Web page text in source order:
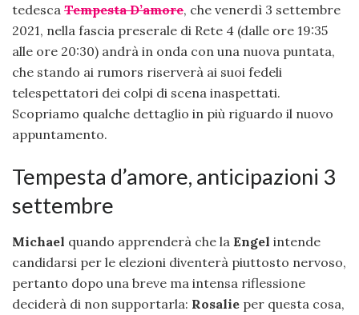
tedesca Tempesta D’amore, che venerdì 3 settembre
2021, nella fascia preserale di Rete 4 (dalle ore 19:35
alle ore 20:30) andrà in onda con una nuova puntata,
che stando ai rumors riserverà ai suoi fedeli
telespettatori dei colpi di scena inaspettati.
Scopriamo qualche dettaglio in più riguardo il nuovo
appuntamento.
Tempesta d’amore, anticipazioni 3
settembre
Michael quando apprenderà che la Engel intende
candidarsi per le elezioni diventerà piuttosto nervoso,
pertanto dopo una breve ma intensa riflessione
deciderà di non supportarla: Rosalie per questa cosa,